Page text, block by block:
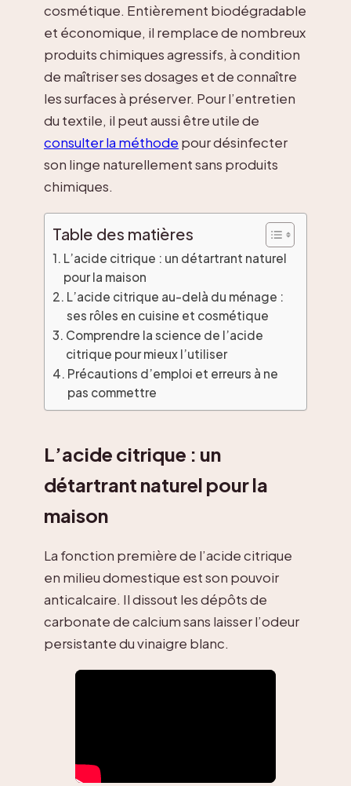
cosmétique. Entièrement biodégradable
et économique, il remplace de nombreux
produits chimiques agressifs, à condition
de maîtriser ses dosages et de connaître
les surfaces à préserver. Pour l’entretien
du textile, il peut aussi être utile de
consulter la méthode pour désinfecter
son linge naturellement sans produits
chimiques.
Table des matières
L’acide citrique : un détartrant naturel
pour la maison
L’acide citrique au-delà du ménage :
ses rôles en cuisine et cosmétique
Comprendre la science de l’acide
citrique pour mieux l’utiliser
Précautions d’emploi et erreurs à ne
pas commettre
L’acide citrique : un
détartrant naturel pour la
maison
La fonction première de l’acide citrique
en milieu domestique est son pouvoir
anticalcaire. Il dissout les dépôts de
carbonate de calcium sans laisser l’odeur
persistante du vinaigre blanc.